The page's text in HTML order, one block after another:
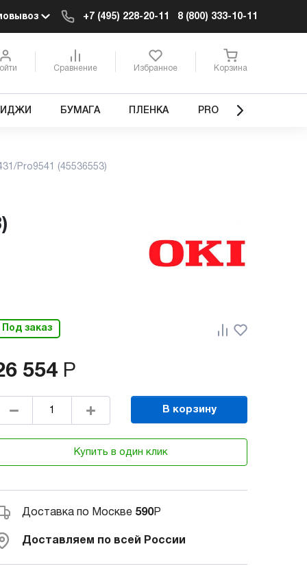
+7 (495) 228-20-11 8 (800) 333-10-11
Сравнение Избранное Корзина
БУМАГА ПЛЕНКА PRO
Pro9541 (45536553)
Под заказ
554 Р
В корзину
Купить в один клик
Доставка по Москве 590Р
Доставляем по всей России